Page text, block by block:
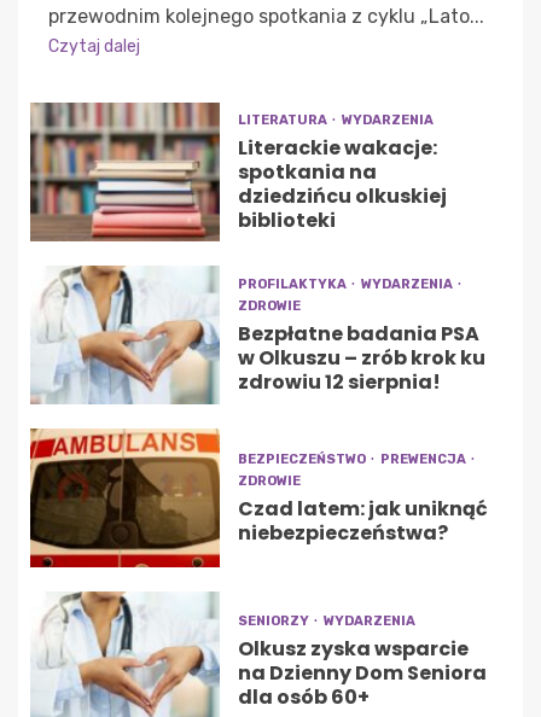
przewodnim kolejnego spotkania z cyklu „Lato...
Czytaj dalej
LITERATURA WYDARZENIA
Literackie wakacje:
spotkania na
dziedzińcu olkuskiej
biblioteki
PROFILAKTYKA
WYDARZENIA
ZDROWIE
Bezpłatne badania PSA
w Olkuszu – zrób krok ku
zdrowiu 12 sierpnia!
BEZPIECZEŃSTWO
PREWENCJA
ZDROWIE
Czad latem: jak uniknąć
niebezpieczeństwa?
SENIORZY WYDARZENIA
Olkusz zyska wsparcie
na Dzienny Dom Seniora
dla osób 60+